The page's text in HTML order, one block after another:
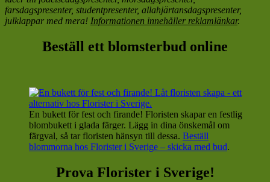
farsdagspresenter, studentpresenter, allahjärtansdagspresenter,
julklappar med mera! Informationen innehåller reklamlänkar.
Beställ ett blomsterbud online
En bukett för fest och firande! Floristen skapar en festlig
blombukett i glada färger. Lägg in dina önskemål om
färgval, så tar floristen hänsyn till dessa. Beställ
blommorna hos Florister i Sverige – skicka med bud.
Prova Florister i Sverige!